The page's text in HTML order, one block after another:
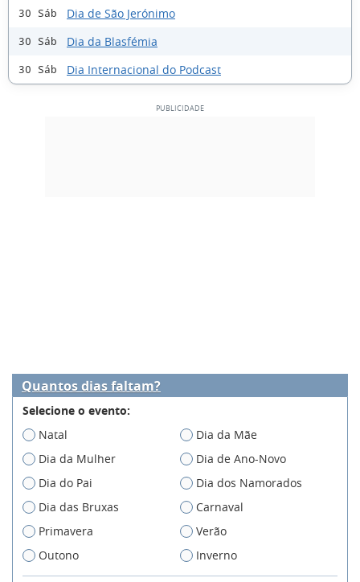
30 Sáb Dia de São Jerónimo
30 Sáb Dia da Blasfémia
30 Sáb Dia Internacional do Podcast
Quantos dias faltam?
Selecione o evento:
Natal
Dia da Mãe
Dia da Mulher
Dia de Ano-Novo
Dia do Pai
Dia dos Namorados
Dia das Bruxas
Carnaval
Primavera
Verão
Outono
Inverno